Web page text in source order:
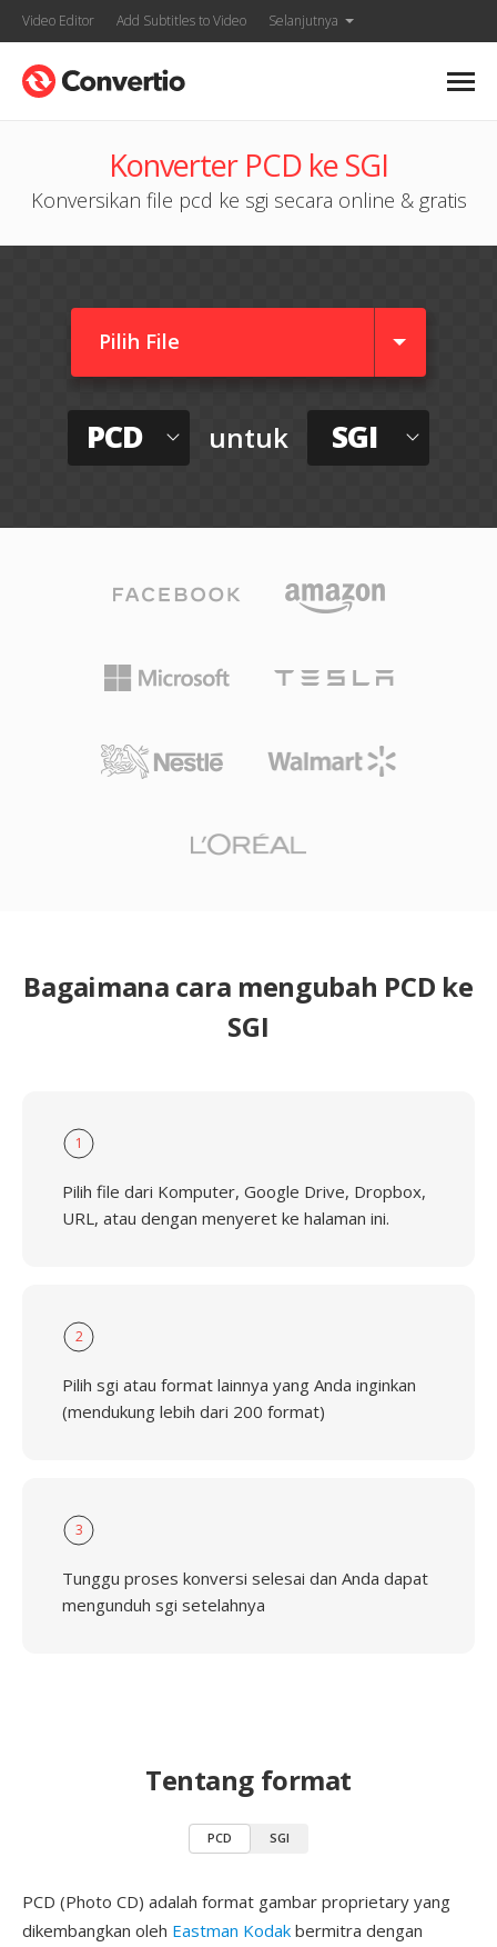
Video Editor Add Subtitles to Video Selanjutnya
Konverter PCD ke SGI
Konversikan file pcd ke sgi secara online & gratis
Pilih File
PCD untuk SGI
Bagaimana cara mengubah PCD ke
SGI
1
Pilih file dari Komputer, Google Drive, Dropbox,
URL, atau dengan menyeret ke halaman ini.
2
Pilih sgi atau format lainnya yang Anda inginkan
(mendukung lebih dari 200 format)
3
Tunggu proses konversi selesai dan Anda dapat
mengunduh sgi setelahnya
Tentang format
PCD SGI
PCD (Photo CD) adalah format gambar proprietary yang
dikembangkan oleh Eastman Kodak bermitra dengan